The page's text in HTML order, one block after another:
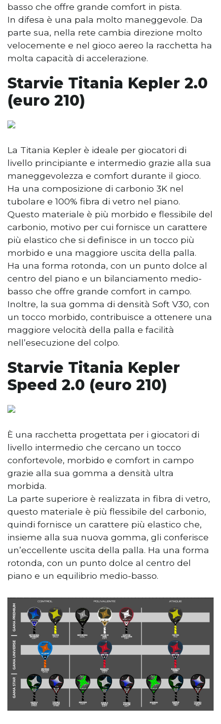
basso che offre grande comfort in pista.
In difesa è una pala molto maneggevole. Da
parte sua, nella rete cambia direzione molto
velocemente e nel gioco aereo la racchetta ha
molta capacità di accelerazione.
Starvie Titania Kepler 2.0
(euro 210)
La Titania Kepler è ideale per giocatori di
livello principiante e intermedio grazie alla sua
maneggevolezza e comfort durante il gioco.
Ha una composizione di carbonio 3K nel
tubolare e 100% fibra di vetro nel piano.
Questo materiale è più morbido e flessibile del
carbonio, motivo per cui fornisce un carattere
più elastico che si definisce in un tocco più
morbido e una maggiore uscita della palla.
Ha una forma rotonda, con un punto dolce al
centro del piano e un bilanciamento medio-
basso che offre grande comfort in campo.
Inoltre, la sua gomma di densità Soft V30, con
un tocco morbido, contribuisce a ottenere una
maggiore velocità della palla e facilità
nell’esecuzione del colpo.
Starvie Titania Kepler
Speed 2.0 (euro 210)
È una racchetta progettata per i giocatori di
livello intermedio che cercano un tocco
confortevole, morbido e comfort in campo
grazie alla sua gomma a densità ultra
morbida.
La parte superiore è realizzata in fibra di vetro,
questo materiale è più flessibile del carbonio,
quindi fornisce un carattere più elastico che,
insieme alla sua nuova gomma, gli conferisce
un’eccellente uscita della palla. Ha una forma
rotonda, con un punto dolce al centro del
piano e un equilibrio medio-basso.